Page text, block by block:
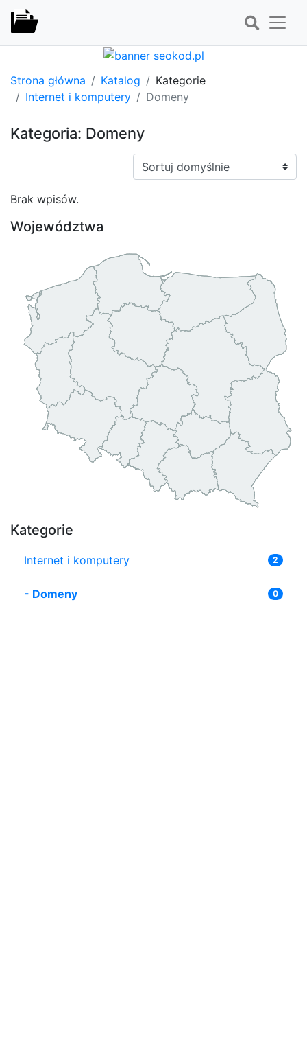
Strona główna Katalog
Kategorie
Internet i komputery
Domeny
Kategoria: Domeny
Sortuj:
Brak wpisów.
Województwa
Kategorie
Internet i komputery 2
- Domeny 0